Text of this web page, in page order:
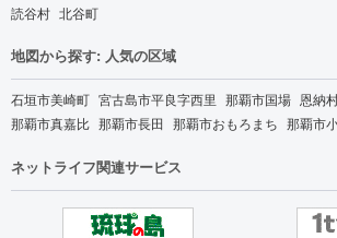
読谷村 北谷町
地図から探す: 人気の区域
石垣市美崎町 宮古島市平良字西里 那覇市国場 恩納
那覇市真嘉比 那覇市長田 那覇市おもろまち 那覇市
ネットライフ関連サービス